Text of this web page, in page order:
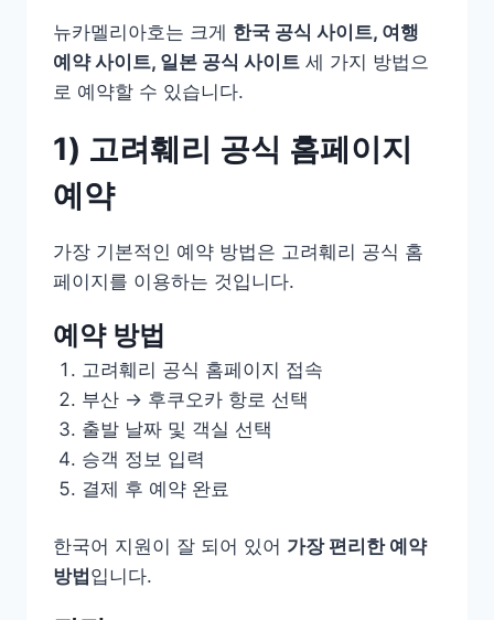
뉴카멜리아호는 크게 한국 공식 사이트, 여행
예약 사이트, 일본 공식 사이트 세 가지 방법으
로 예약할 수 있습니다.
1) 고려훼리 공식 홈페이지
예약
가장 기본적인 예약 방법은 고려훼리 공식 홈
페이지를 이용하는 것입니다.
예약 방법
고려훼리 공식 홈페이지 접속
부산 → 후쿠오카 항로 선택
출발 날짜 및 객실 선택
승객 정보 입력
결제 후 예약 완료
한국어 지원이 잘 되어 있어 가장 편리한 예약
방법 입니다.